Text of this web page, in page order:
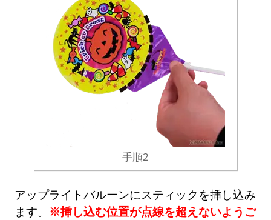
手順2
アップライトバルーンにスティックを挿し込み
ます。 ※挿し込む位置が点線を超えないようご